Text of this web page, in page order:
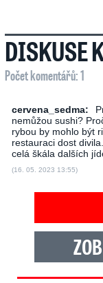
DISKUSE
Počet komentářů: 1
cervena_sedma:
nemůžou sushi?
rybou by mohlo být
restauraci dost
celá škála dalších
(16. 05. 2023 13:55)